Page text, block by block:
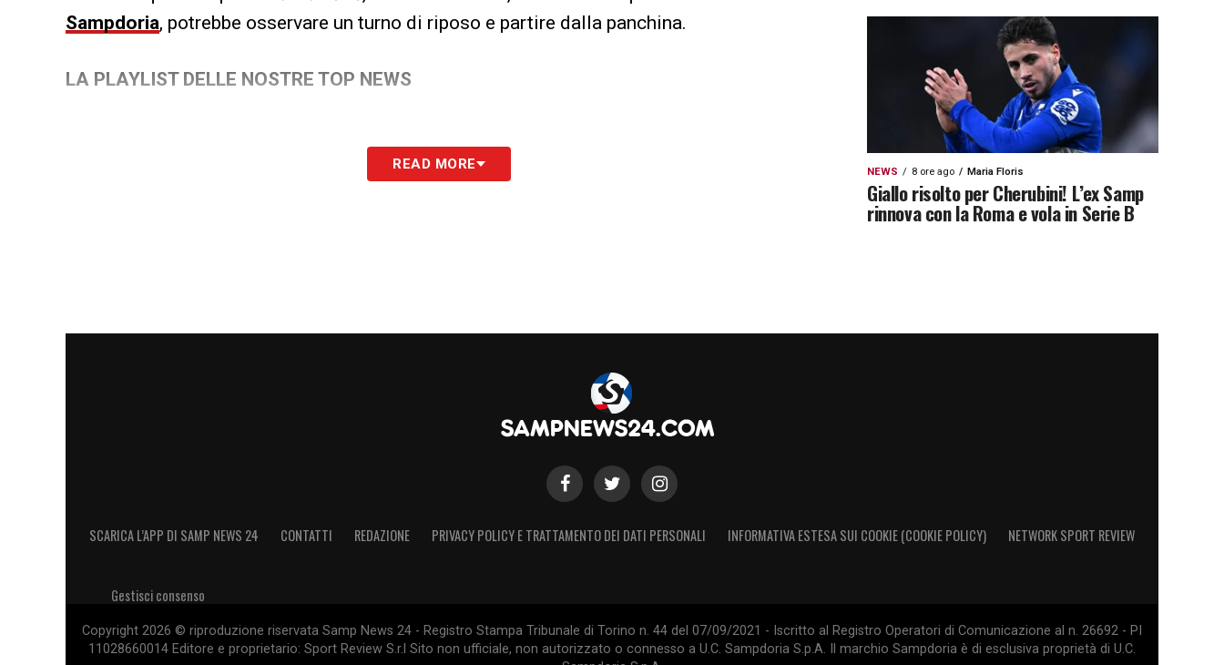
Sampdoria, potrebbe osservare un turno di riposo e partire dalla panchina.
LA PLAYLIST DELLE NOSTRE TOP NEWS
READ MORE NEWS 8 ore ago Maria Floris
Giallo risolto per Cherubini! L’ex Samp
rinnova con la Roma e vola in Serie B
SCARICA L’APP DI SAMP NEWS 24 CONTATTI REDAZIONE PRIVACY POLICY E TRATTAMENTO DEI DATI PERSONALI INFORMATIVA ESTESA SUI COOKIE (COOKIE POLICY) NETWORK SPORT REVIEW
Gestisci consenso
Copyright 2026 © riproduzione riservata Samp News 24 - Registro Stampa Tribunale di Torino n. 44 del 07/09/2021 - Iscritto al Registro Operatori di Comunicazione al n. 26692 - PI
11028660014 Editore e proprietario: Sport Review S.r.l Sito non ufficiale, non autorizzato o connesso a U.C. Sampdoria S.p.A. Il marchio Sampdoria è di esclusiva proprietà di U.C.